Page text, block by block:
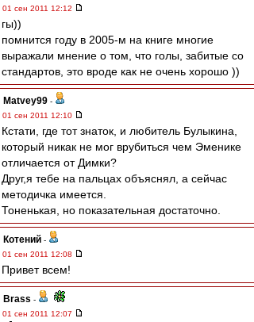
01 сен 2011 12:12
гы))
помнится году в 2005-м на книге многие
выражали мнение о том, что голы, забитые со
стандартов, это вроде как не очень хорошо ))
Matvey99 -
01 сен 2011 12:10
Кстати, где тот знаток, и любитель Булыкина,
который никак не мог врубиться чем Эменике
отличается от Димки?
Друг,я тебе на пальцах объяснял, а сейчас
методичка имеется.
Тоненькая, но показательная достаточно.
Котений -
01 сен 2011 12:08
Привет всем!
Brass -
01 сен 2011 12:07